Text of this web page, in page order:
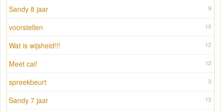
9
Sandy 8 jaar
15
voorstellen
12
Wat is wijsheid!!!
12
Meet cai!
3
spreekbeurt
13
Sandy 7 jaar